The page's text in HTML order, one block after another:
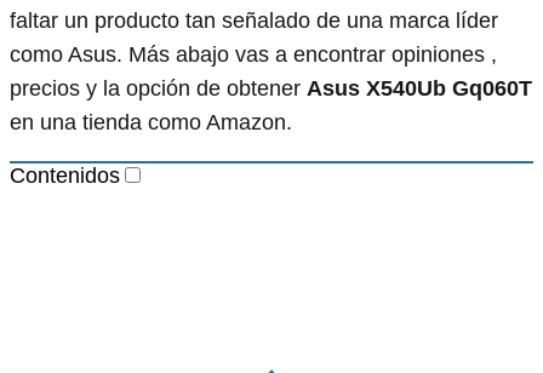
faltar un producto tan señalado de una marca líder
como Asus. Más abajo vas a encontrar opiniones ,
precios y la opción de obtener Asus X540Ub Gq060T
en una tienda como Amazon.
Contenidos